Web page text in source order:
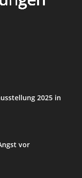
2025 in
vor